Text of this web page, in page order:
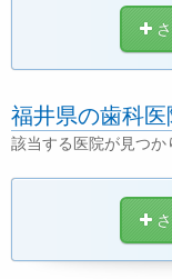
さ
福井県の歯科
該当する医院が見つか
さ